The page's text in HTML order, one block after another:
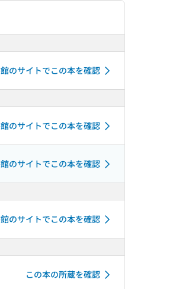
のサイトでこの本を確認
のサイトでこの本を確認
のサイトでこの本を確認
のサイトでこの本を確認
この本の所蔵を確認